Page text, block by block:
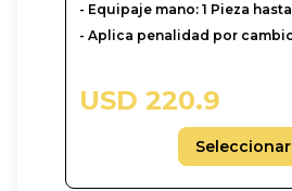
- Equipaje mano: 1 Pieza
- Aplica penalidad por
USD 220.9
Seleccionar